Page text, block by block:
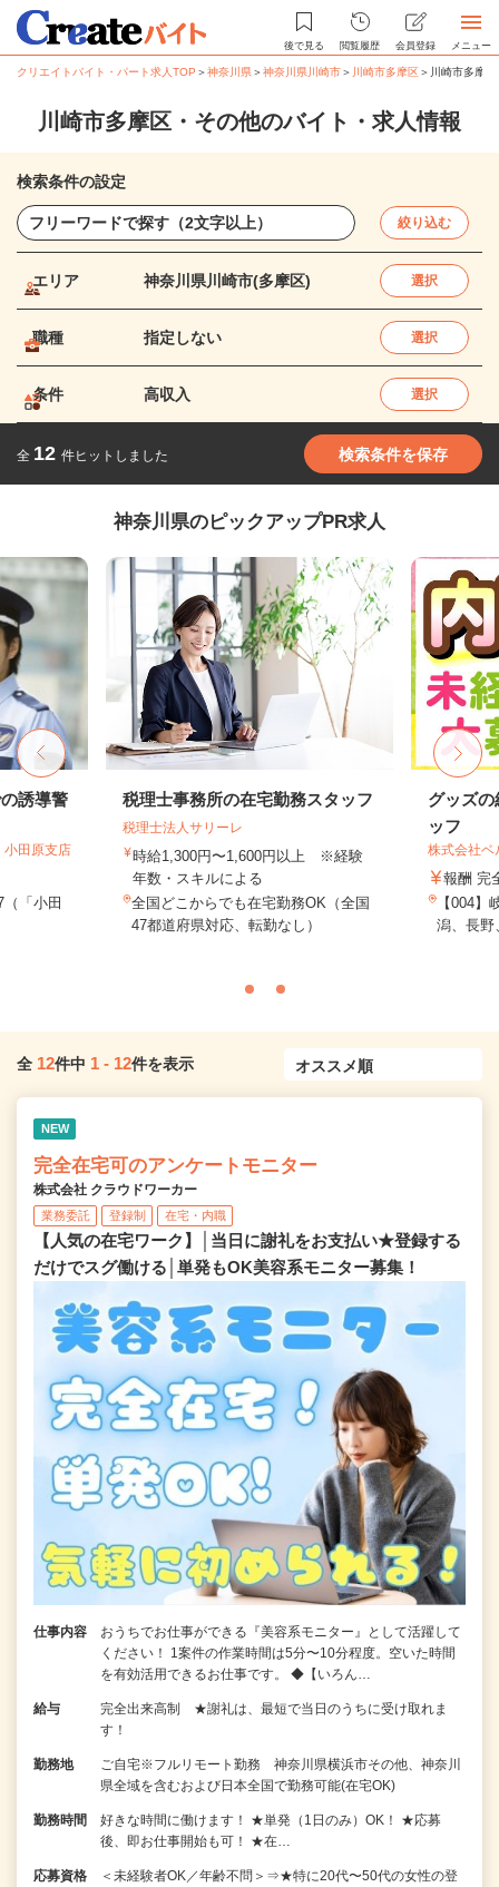
後で見る 閲覧履歴 会員登録 メニュー
クリエイトバイト・パート求人TOP ＞神奈川県＞神奈川県川崎市＞ 川崎市多摩区＞ 川崎市多摩
川崎市多摩区・その他のバイト・求人情報
検索条件の設定
絞り込む
エリア 神奈川県川崎市(多摩区) 選択
職種 指定しない 選択
条件 高収入 選択
全 12 件ヒットしました 検索条件を保存
神奈川県のピックアップPR求人
誘導警
田原支店
「小田
税理士事務所の在宅勤務スタッフ
税理士法人サリーレ
時給1,300円〜1,600円以上 ※経験
年数・スキルによる
全国どこからでも在宅勤務OK（全国
47都道府県対応、転勤なし）
グッズ
ッフ
株式会社ベ
報酬 完
【004】
潟、長野
全 12件中 1 - 12件を表示
NEW
完全在宅可のアンケートモニター
株式会社 クラウドワーカー
業務委託 登録制 在宅・内職
【人気の在宅ワーク】│当日に謝礼をお支払い★登録する
だけでスグ働ける│単発もOK美容系モニター募集！
仕事内容
おうちでお仕事ができる『美容系モニター』として活躍して
ください！ 1案件の作業時間は5分〜10分程度。空いた時間
を有効活用できるお仕事です。 ◆【いろん…
給与
完全出来高制 ★謝礼は、最短で当日のうちに受け取れま
す！
勤務地
ご自宅※フルリモート勤務 神奈川県横浜市その他、神奈川
県全域を含むおよび日本全国で勤務可能(在宅OK)
勤務時間
好きな時間に働けます！ ★単発（1日のみ）OK！ ★応募
後、即お仕事開始も可！ ★在…
応募資格
＜未経験者OK／年齢不問＞⇒★特に20代〜50代の女性の登